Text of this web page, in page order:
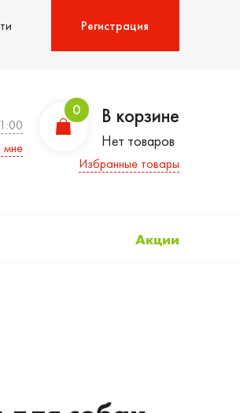
Регистрация
мне
0 В корзине
Нет товаров
Избранные товары
Акции